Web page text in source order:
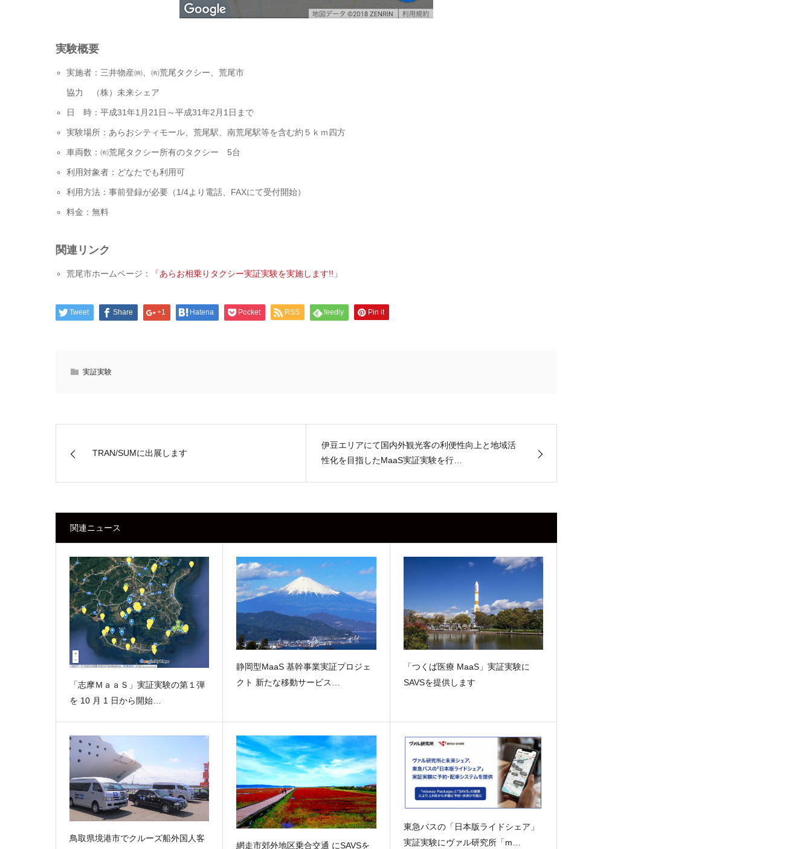
実験概要
実施者：三井物産㈱、㈲荒尾タクシー、荒尾市
協力 （株）未来シェア
日 時：平成31年1月21日～平成31年2月1日まで
実験場所：あらおシティモール、荒尾駅、南荒尾駅等を含む約５ｋｍ四方
車両数：㈲荒尾タクシー所有のタクシー 5台
利用対象者：どなたでも利用可
利用方法：事前登録が必要（1/4より電話、FAXにて受付開始）
料金：無料
関連リンク
荒尾市ホームページ： 「あらお相乗りタクシー実証実験を実施します!!」
Tweet Share +1 Hatena Pocket RSS feedly Pin it
実証実験
TRAN/SUMに出展します
伊豆エリアにて国内外観光客の利便性向上と地域活
性化を目指したMaaS実証実験を行…
関連ニュース
「志摩ＭａａＳ」実証実験の第１弾
を 10 月 1 日から開始…
静岡型MaaS 基幹事業実証プロジェ
クト 新たな移動サービス…
「つくば医療 MaaS」実証実験に
SAVSを提供します
鳥取県境港市でクルーズ船外国人客
網走市郊外地区乗合交通 にSAVSを
東急バスの「日本版ライドシェア」
実証実験にヴァル研究所「m…